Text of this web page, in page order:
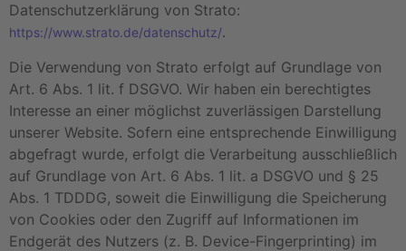
Datenschutzerklärung von Strato:
https://www.strato.de/datenschutz/.
Die Verwendung von Strato erfolgt auf Grundlage von
Art. 6 Abs. 1 lit. f DSGVO. Wir haben ein berechtigtes
Interesse an einer möglichst zuverlässigen Darstellung
unserer Website. Sofern eine entsprechende Einwilligung
abgefragt wurde, erfolgt die Verarbeitung ausschließlich
auf Grundlage von Art. 6 Abs. 1 lit. a DSGVO und § 25
Abs. 1 TDDDG, soweit die Einwilligung die Speicherung
von Cookies oder den Zugriff auf Informationen im
Endgerät des Nutzers (z. B. Device-Fingerprinting) im